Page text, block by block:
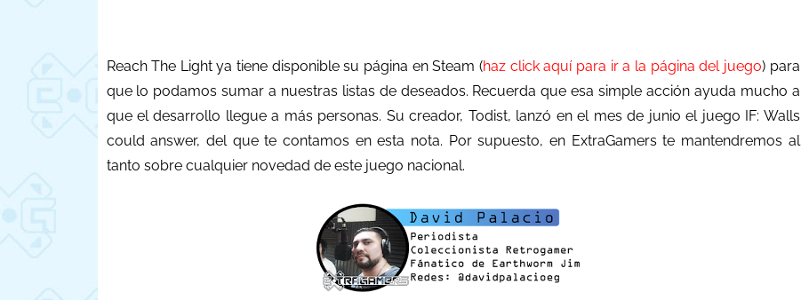
Reach The Light ya tiene disponible su página en Steam (haz click aquí para ir a la página del juego) para
que lo podamos sumar a nuestras listas de deseados. Recuerda que esa simple acción ayuda mucho a
que el desarrollo llegue a más personas. Su creador, Todist, lanzó en el mes de junio el juego IF: Walls
could answer, del que te contamos en esta nota. Por supuesto, en ExtraGamers te mantendremos al
tanto sobre cualquier novedad de este juego nacional.